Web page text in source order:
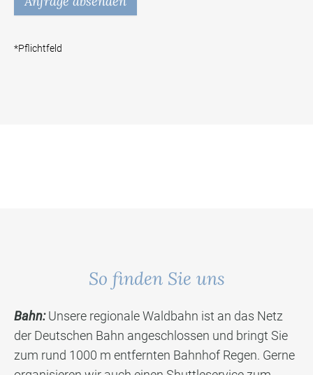
*Pflichtfeld
So finden Sie uns
Bahn:Unsere regionale Waldbahn ist an das Netz
der Deutschen Bahn angeschlossen und bringt Sie
zum rund 1000 m entfernten Bahnhof Regen. Gerne